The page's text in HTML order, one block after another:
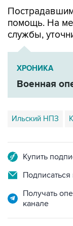
помощь. На
службы,
ХРОНИКА
Военная
Ильский НПЗ
Купить
Подписаться
Получать
канале